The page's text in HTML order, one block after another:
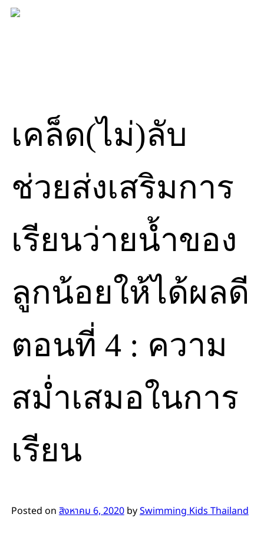
Skip
to
เคล็ด(ไม่)ลับ
ช่วยส่งเสริมการ
เรียนว่ายน้ำของ
ลูกน้อยให้ได้ผลดี
ตอนที่ 4 : ความ
สม่ำเสมอในการ
เรียน
Posted onสิงหาคม 6, 2020bySwimming Kids Thailand